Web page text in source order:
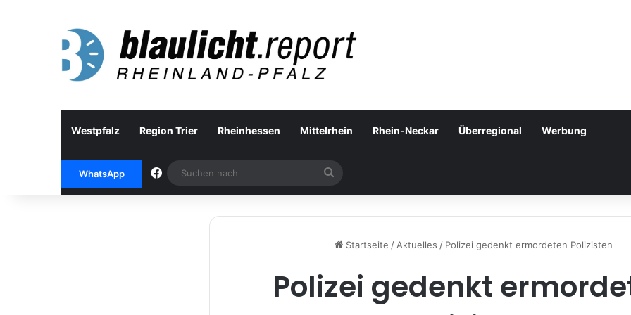
Westpfalz Region Trier Rheinhessen Mittelrhein Rhein-Neckar Überregional Werbung
WhatsApp Facebook
nach
Startseite / Aktuelles / Polizei gedenkt ermordeten Polizisten
Polizei gedenkt